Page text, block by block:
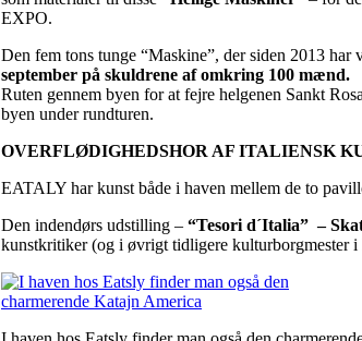
EXPO.
Den fem tons tunge “Maskine”, der siden 2013 har
september på skuldrene af omkring 100 mænd.
Ruten gennem byen for at fejre helgenen Sankt
byen under rundturen.
OVERFLØDIGHEDSHOR AF ITALIENSK
EATALY har kunst både i haven mellem de to
Den indendørs udstilling – “Tesori d´Italia” –
kunstkritiker (og i øvrigt tidligere kulturborgmester